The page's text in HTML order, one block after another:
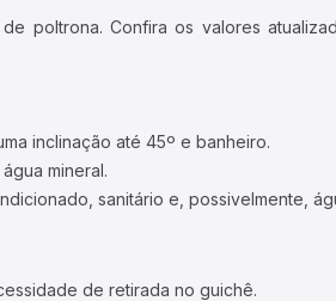
poltrona. Confira os valores
inclinação até 45º e banheiro.
mineral.
sanitário e, possivelmente,
de retirada no guichê.